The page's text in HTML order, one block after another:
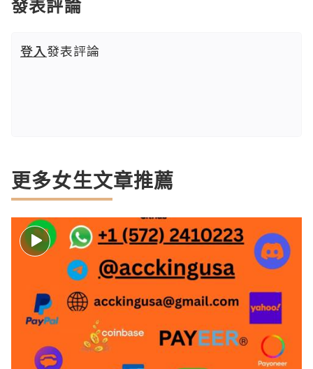
發表評論
登入發表評論
更多女生文章推薦